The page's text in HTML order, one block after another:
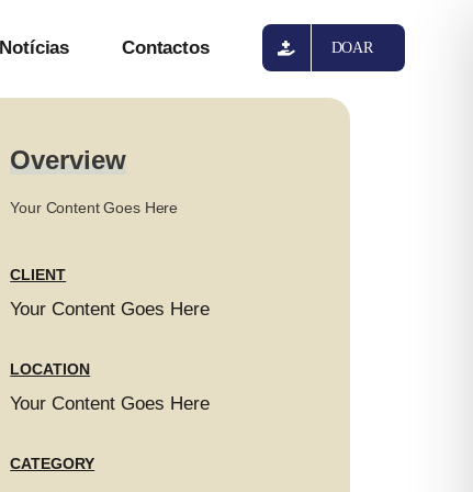
Notícias Contactos DOAR
Overview
Your Content Goes Here
CLIENT
Your Content Goes Here
LOCATION
Your Content Goes Here
CATEGORY